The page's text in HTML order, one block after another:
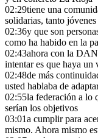
02:29tiene una
solidarias, tanto
02:36y que son
como ha habido en la
02:43ahora con la
intentar es que haya un
02:48de más
usted hablaba de
02:55la federación a lo
serían los objetivos
03:01a cumplir para
mismo. Ahora mismo